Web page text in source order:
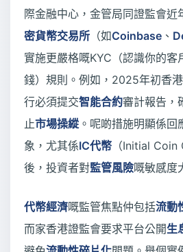
際金融中心，金管局同證監會近
密貨幣交易所 （如Coinbase 、
實施更嚴格嘅KYC（認識你的客
錢）規則。例如，2025年初香
行必須提交智能合約審計報告，
止市場操縱。呢啲措施明顯係回
象，尤其係IC代幣 （Initial
後，投資者對監管風險嘅敏感度
代幣經濟嘅監管焦點仲包括流動
而家香港證監會要求平台公開生